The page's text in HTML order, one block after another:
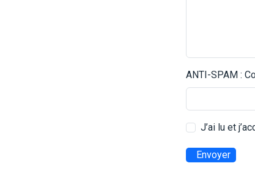
ANTI-SPAM :
J’ai lu et
Envoyer